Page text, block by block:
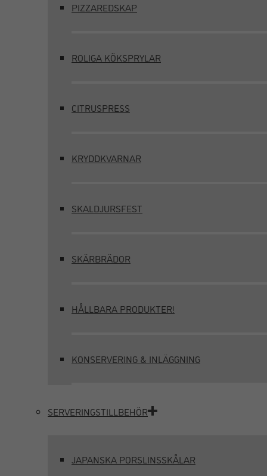
PIZZAREDSKAP
ROLIGA KÖKSPRYLAR
CITRUSPRESS
KRYDDKVARNAR
SKALDJURSFEST
SKÄRBRÄDOR
HÅLLBARA PRODUKTER!
KONSERVERING & INLÄGGNING
SERVERINGSTILLBEHÖR
JAPANSKA PORSLINSSKÅLAR